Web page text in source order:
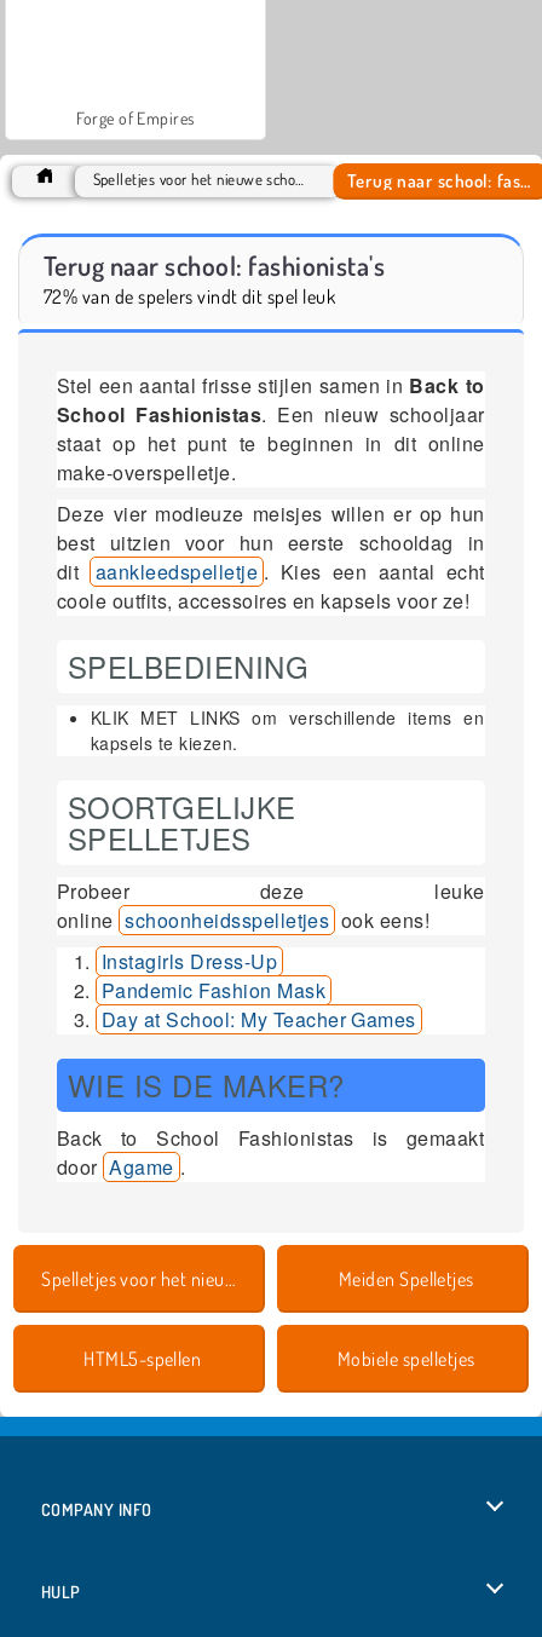
Forge of Empires
Terug naar school: fashionista's
72% van de spelers vindt dit spel leuk
Stel een aantal frisse stijlen samen in Back to
School Fashionistas. Een nieuw schooljaar
staat op het punt te beginnen in dit online
make-overspelletje.
Deze vier modieuze meisjes willen er op hun
best uitzien voor hun eerste schooldag in
dit
aankleedspelletje . Kies een aantal echt
coole outfits, accessoires en kapsels voor ze!
SPELBEDIENING
KLIK MET LINKS om verschillende items en
kapsels te kiezen.
SOORTGELIJKE
SPELLETJES
Probeer deze leuke
online schoonheidsspelletjes ook eens!
Instagirls Dress-Up
Pandemic Fashion Mask
Day at School: My Teacher Games
WIE IS DE MAKER?
Back to School Fashionistas is gemaakt
door Agame .
Spelletjes voor het nieuwe schooljaar Meiden Spelletjes
HTML5-spellen Mobiele spelletjes
COMPANY INFO
HULP